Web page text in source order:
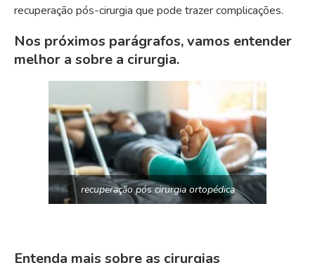
recuperação pós-cirurgia que pode trazer complicações.
Nos próximos parágrafos, vamos entender
melhor a sobre a cirurgia.
recuperação pós cirurgia ortopédica
Entenda mais sobre as cirurgias